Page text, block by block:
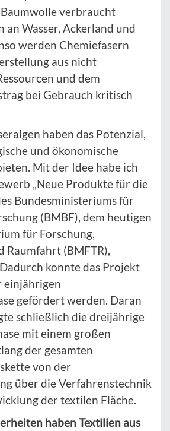
verbraucht
an Wasser, Ackerland und
werden Chemiefasern
aus nicht
und dem
bei Gebrauch kritisch
haben das Potenzial,
und ökonomische
Mit der Idee habe ich
„Neue Produkte für die
Bundesministeriums für
(BMBF), dem heutigen
für Forschung,
Raumfahrt (BMFTR),
konnte das Projekt
einjährigen
gefördert werden. Daran
schließlich die dreijährige
mit einem großen
der gesamten
von der
über die Verfahrenstechnik
der textilen Fläche.
haben Textilien aus